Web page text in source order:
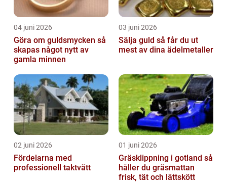
04 juni 2026
Göra om guldsmycken så
skapas något nytt av
gamla minnen
03 juni 2026
Sälja guld så får du ut
mest av dina ädelmetaller
02 juni 2026
Fördelarna med
professionell taktvätt
01 juni 2026
Gräsklippning i gotland så
håller du gräsmattan
frisk, tät och lättskött